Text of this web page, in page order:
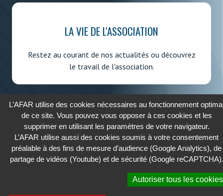
LA VIE DE L'ASSOCIATION
Restez au courant de nos actualités ou découvrez
le travail de l'association.
2026 - AFAR
ASSOCIATION FRANÇAISE DES AFFAIRES RÉGLEMENTAIRES
Confidentialité
L’AFAR utilise des cookies nécessaires au fonctionnement
de ce site. Vous pouvez vous opposer à ces cookies et les
supprimer en utilisant les paramètres de votre navigateur.
L’AFAR utilise aussi des cookies soumis à votre consentement
préalable à des fins de mesure d’audience (Google Analytics), de
partage de vidéos (Youtube) et de sécurité (Google reCAPTCHA).
Autoriser tous les cookies